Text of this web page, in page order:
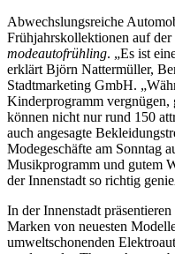
Abwechslungsreiche
Frühjahrskollektionen auf der
modeautofrühling. „Es ist
erklärt Björn Nattermüller,
Stadtmarketing GmbH.
Kinderprogramm vergnügen,
können nicht nur rund 150
auch angesagte
Modegeschäfte am Sonntag
Musikprogramm und gutem
der Innenstadt so richtig
In der Innenstadt
Marken von neuesten
umweltschonenden